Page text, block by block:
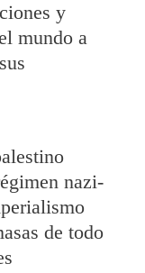
y
mundo a
nazi-
de todo